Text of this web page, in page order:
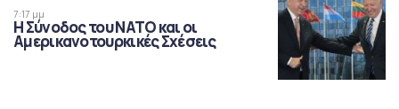
7:17 μμ
Η Σύνοδος του ΝΑΤΟ και οι
Αμερικανοτουρκικές Σχέσεις